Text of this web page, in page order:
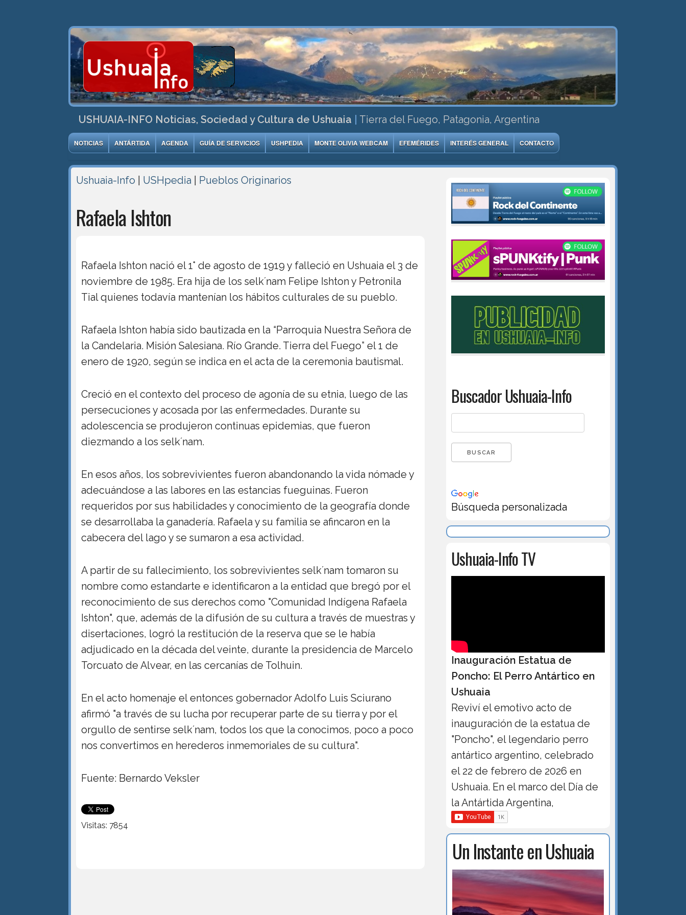
USHUAIA-INFO Noticias, Sociedad y Cultura de Ushuaia Tierra del Fuego, Patagonia, Argentina
NOTICIAS ANTÁRTIDA AGENDA GUÍA DE SERVICIOS USHPEDIA MONTE OLIVIA WEBCAM EFEMÉRIDES INTERÉS GENERAL CONTACTO
Ushuaia-Info USHpedia Pueblos Originarios
Rafaela Ishton
Rafaela Ishton nació el 1° de agosto de 1919 y falleció en Ushuaia el 3 de
noviembre de 1985. Era hija de los selk´nam Felipe Ishton y Petronila
Tial quienes todavía mantenían los hábitos culturales de su pueblo.
Rafaela Ishton había sido bautizada en la “Parroquia Nuestra Señora de
la Candelaria. Misión Salesiana. Río Grande. Tierra del Fuego” el 1 de
enero de 1920, según se indica en el acta de la ceremonia bautismal.
Creció en el contexto del proceso de agonía de su etnia, luego de las
persecuciones y acosada por las enfermedades. Durante su
adolescencia se produjeron continuas epidemias, que fueron
diezmando a los selk´nam.
En esos años, los sobrevivientes fueron abandonando la vida nómade y
adecuándose a las labores en las estancias fueguinas. Fueron
requeridos por sus habilidades y conocimiento de la geografía donde
se desarrollaba la ganadería. Rafaela y su familia se afincaron en la
cabecera del lago y se sumaron a esa actividad.
A partir de su fallecimiento, los sobrevivientes selk´nam tomaron su
nombre como estandarte e identificaron a la entidad que bregó por el
reconocimiento de sus derechos como "Comunidad Indígena Rafaela
Ishton", que, además de la difusión de su cultura a través de muestras y
disertaciones, logró la restitución de la reserva que se le había
adjudicado en la década del veinte, durante la presidencia de Marcelo
Torcuato de Alvear, en las cercanías de Tolhuin.
En el acto homenaje el entonces gobernador Adolfo Luis Sciurano
afirmó "a través de su lucha por recuperar parte de su tierra y por el
orgullo de sentirse selk´nam, todos los que la conocimos, poco a poco
nos convertimos en herederos inmemoriales de su cultura".
Fuente: Bernardo Veksler
Visitas: 7854
Buscador Ushuaia-Info
Búsqueda personalizada
Ushuaia-Info TV
Inauguración Estatua de
Poncho: El Perro Antártico en
Ushuaia
Reviví el emotivo acto de
inauguración de la estatua de
"Poncho", el legendario perro
antártico argentino, celebrado
el 22 de febrero de 2026 en
Ushuaia. En el marco del Día de
la Antártida Argentina,
Un Instante en Ushuaia